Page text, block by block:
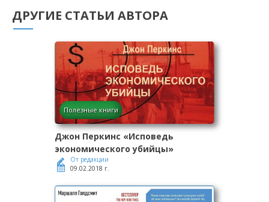
ДРУГИЕ СТАТЬИ АВТОРА
Полезные книги
Джон Перкинс «Исповедь
экономического убийцы»
От редакции
09.02.2018 г.